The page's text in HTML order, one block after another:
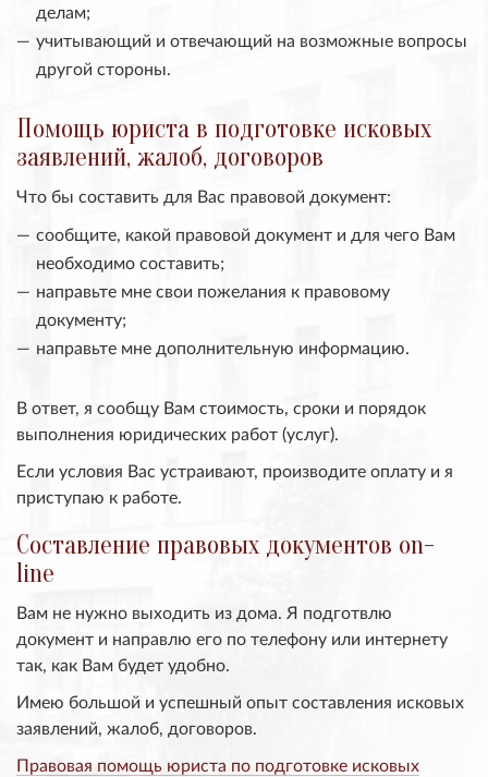
делам;
учитывающий и отвечающий на возможные вопросы
другой стороны.
Помощь юриста в подготовке исковых
заявлений, жалоб, договоров
Что бы составить для Вас правовой документ:
сообщите, какой правовой документ и для чего Вам
необходимо составить;
направьте мне свои пожелания к правовому
документу;
направьте мне дополнительную информацию.
В ответ, я сообщу Вам стоимость, сроки и порядок
выполнения юридических работ (услуг).
Если условия Вас устраивают, производите оплату и я
приступаю к работе.
Составление правовых документов on-
line
Вам не нужно выходить из дома. Я подготвлю
документ и направлю его по телефону или интернету
так, как Вам будет удобно.
Имею большой и успешный опыт составления исковых
заявлений, жалоб, договоров.
Правовая помощь юриста по подготовке исковых